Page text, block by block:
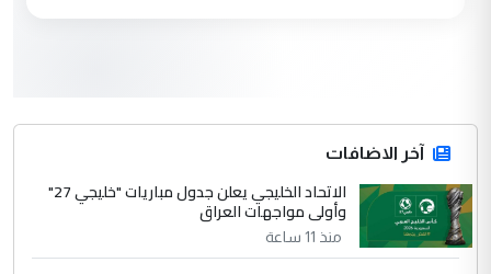
جنسية الرافد الثالث للعراق ومن اصول عريقة
ابا فرات ...
الموضوع :
الجواهري يرد على صدام حسين سل
مضجعيك يابن الزنا (نص كامل)
آخر الاضافات
الاتحاد الخليجي يعلن جدول مباريات "خليجي 27"
وأولى مواجهات العراق
منذ 11 ساعة